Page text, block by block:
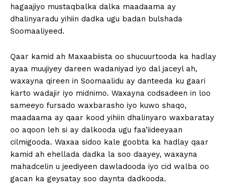
hagaajiyo mustaqbalka dalka maadaama ay
dhalinyaradu yihiin dadka ugu badan bulshada
Soomaaliyeed.
Qaar kamid ah Maxaabiista oo shucuurtooda ka hadlay
ayaa muujiyey dareen wadaniyad iyo dal jaceyl ah,
waxayna qireen in Soomaalidu ay danteeda ku gaari
karto wadajir iyo midnimo. Waxayna codsadeen in loo
sameeyo fursado waxbarasho iyo kuwo shaqo,
maadaama ay qaar kood yihiin dhalinyaro waxbaratay
oo aqoon leh si ay dalkooda ugu faa’iideeyaan
cilmigooda. Waxaa sidoo kale goobta ka hadlay qaar
kamid ah ehellada dadka la soo daayey, waxayna
mahadcelin u jeediyeen dawladooda iyo cid walba oo
gacan ka geysatay soo daynta dadkooda.